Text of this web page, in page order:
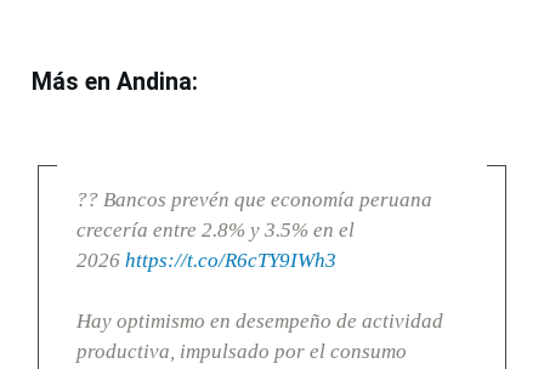
Más en Andina:
?? Bancos prevén que economía peruana
crecería entre 2.8% y 3.5% en el
2026 https://t.co/R6cTY9IWh3
Hay optimismo en desempeño de actividad
productiva, impulsado por el consumo